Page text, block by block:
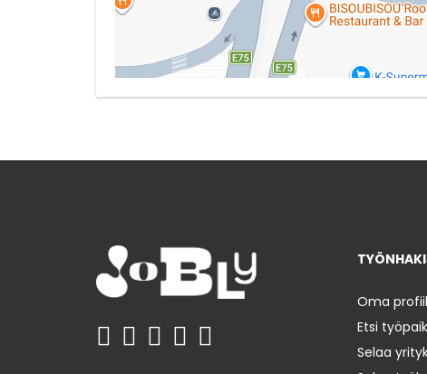
Oma
Etsi
Selaa